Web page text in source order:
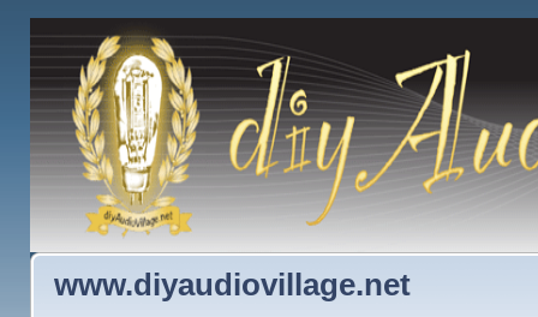
www.diyaudiovillage.net